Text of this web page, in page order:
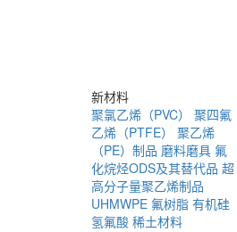
新材料
聚氯乙烯（PVC）
聚四氟
乙烯（PTFE）
聚乙烯
（PE）制品 磨料磨具 氟
化烷烃ODS及其替代品 超
高分子量聚乙烯制品
UHMWPE 氟树脂 有机硅
氢氟酸 稀土材料